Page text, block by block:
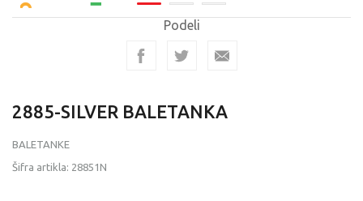
Podeli
2885-SILVER BALETANKA
BALETANKE
Šifra artikla: 28851N